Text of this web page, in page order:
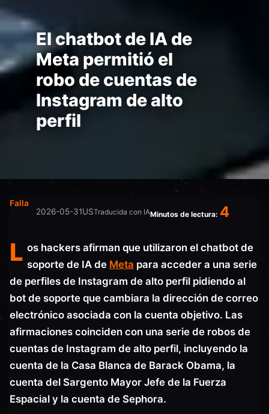
El chatbot de IA de
Meta permitió el
robo de cuentas de
Instagram de alto
perfil
Falla
2026-05-31USTraducida con IAMinutos de lectura: 4
L os hackers afirman que utilizaron el chatbot de
soporte de IA de Meta para acceder a una serie
de perfiles de Instagram de alto perfil pidiendo al
bot de soporte que cambiara la dirección de correo
electrónico asociada con la cuenta objetivo. Las
afirmaciones coinciden con una serie de robos de
cuentas de Instagram de alto perfil, incluyendo la
cuenta de la Casa Blanca de Barack Obama, la
cuenta del Sargento Mayor Jefe de la Fuerza
Espacial y la cuenta de Sephora.